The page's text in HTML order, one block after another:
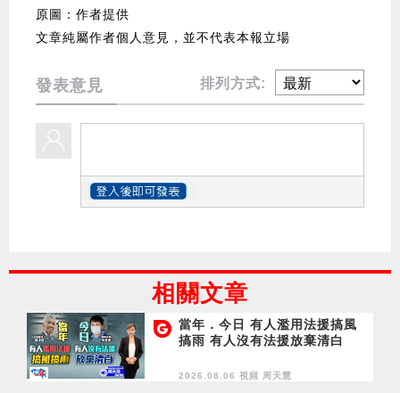
原圖：作者提供
文章純屬作者個人意見，並不代表本報立場
發表意見 排列方式:
相關文章
當年．今日 有人濫用法援搞風
搞雨 有人沒有法援放棄清白
2026.08.06 視頻 周天慧